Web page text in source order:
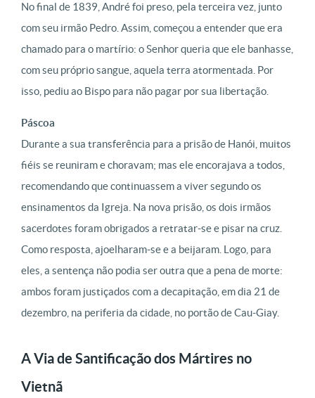
No final de 1839, André foi preso, pela terceira vez, junto
com seu irmão Pedro. Assim, começou a entender que era
chamado para o martírio: o Senhor queria que ele banhasse,
com seu próprio sangue, aquela terra atormentada. Por
isso, pediu ao Bispo para não pagar por sua libertação.
Páscoa
Durante a sua transferência para a prisão de Hanói, muitos
fiéis se reuniram e choravam; mas ele encorajava a todos,
recomendando que continuassem a viver segundo os
ensinamentos da Igreja. Na nova prisão, os dois irmãos
sacerdotes foram obrigados a retratar-se e pisar na cruz.
Como resposta, ajoelharam-se e a beijaram. Logo, para
eles, a sentença não podia ser outra que a pena de morte:
ambos foram justiçados com a decapitação, em dia 21 de
dezembro, na periferia da cidade, no portão de Cau-Giay.
A Via de Santificação dos Mártires no
Vietnã